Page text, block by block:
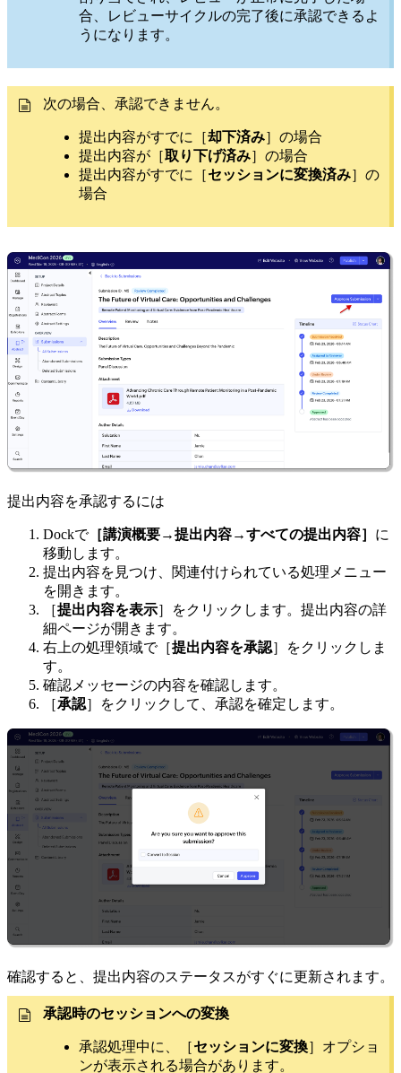
合、レビューサイクルの完了後に承認できるよ
うになります。
次の場合、承認できません。
提出内容がすでに［却下済み］の場合
提出内容が［取り下げ済み］の場合
提出内容がすでに［セッションに変換済み］の
場合
提出内容を承認するには
Dockで［講演概要→提出内容→すべての提出内容］ に
移動します。
提出内容を見つけ、関連付けられている処理メニュー
を開きます。
［提出内容を表示］をクリックします。提出内容の詳
細ページが開きます。
右上の処理領域で［提出内容を承認］をクリックしま
す。
確認メッセージの内容を確認します。
［承認］をクリックして、承認を確定します。
確認すると、提出内容のステータスがすぐに更新されます。
承認時のセッションへの変換
承認処理中に、［セッションに変換］オプショ
ンが表示される場合があります。